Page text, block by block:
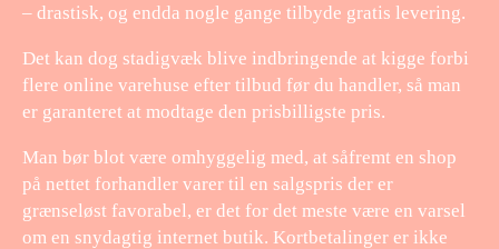
– drastisk, og endda nogle gange tilbyde gratis levering.
Det kan dog stadigvæk blive indbringende at kigge forbi
flere online varehuse efter tilbud før du handler, så man
er garanteret at modtage den prisbilligste pris.
Man bør blot være omhyggelig med, at såfremt en shop
på nettet forhandler varer til en salgspris der er
grænseløst favorabel, er det for det meste være en varsel
om en snydagtig internet butik. Kortbetalinger er ikke